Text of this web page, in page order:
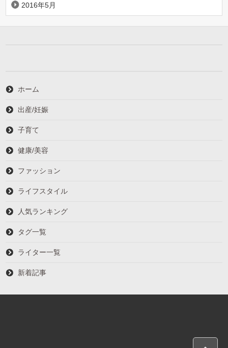
2016年5月
ホーム
出産/妊娠
子育て
健康/美容
ファッション
ライフスタイル
人気ランキング
タグ一覧
ライター一覧
新着記事